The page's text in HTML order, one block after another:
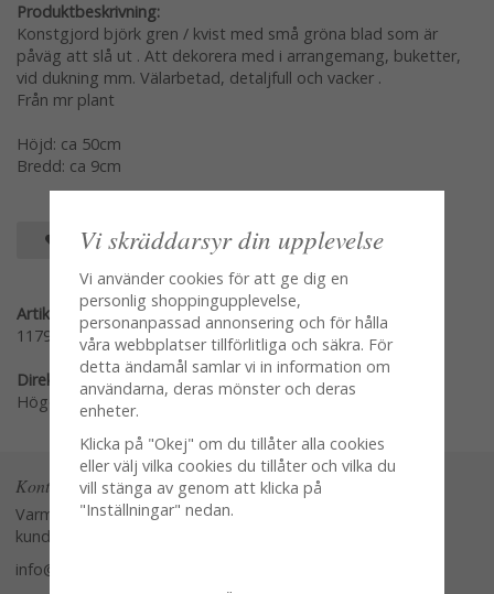
Produktbeskrivning:
Konstgjord björk gren / kvist med små gröna blad som är
påväg att slå ut . Att dekorera med i arrangemang, buketter,
vid dukning mm. Välarbetad, detaljfull och vacker .
Från mr plant
Höjd: ca 50cm
Bredd: ca 9cm
SPARA SOM FAVORIT
Artikelnummer:
1179-90
Direktlänk:
Högerklicka och kopiera adressen
Kontakta oss
Varmt välkommen att kontakta vår
kundtjänst.
info@glasverandan.se
Vi skräddarsyr din upplevelse
Vi använder cookies för att ge dig en
personlig shoppingupplevelse,
personanpassad annonsering och för hålla
våra webbplatser tillförlitliga och säkra. För
detta ändamål samlar vi in information om
användarna, deras mönster och deras
enheter.
Klicka på "Okej" om du tillåter alla cookies
eller välj vilka cookies du tillåter och vilka du
vill stänga av genom att klicka på
"Inställningar" nedan.